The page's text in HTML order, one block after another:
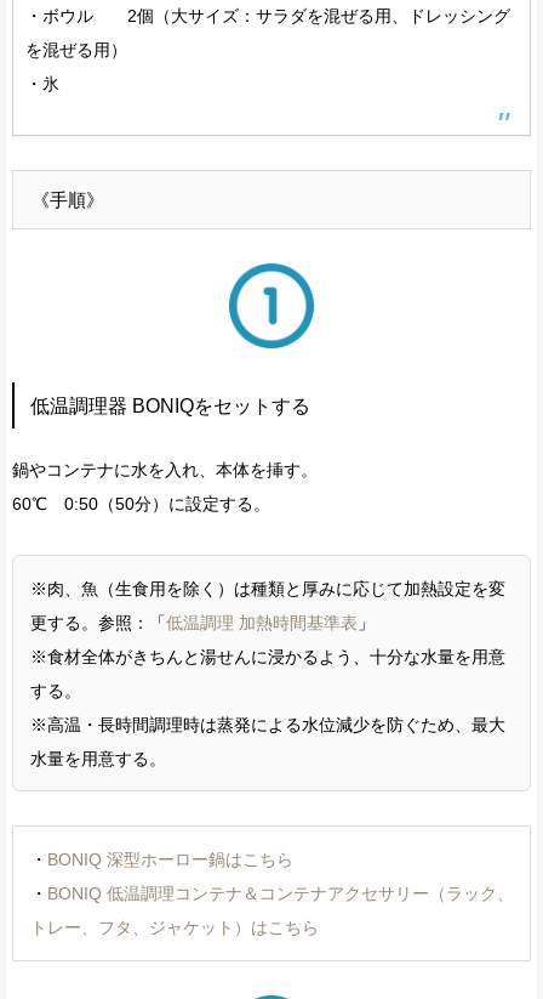
・ボウル 2個（大サイズ：サラダを混ぜる用、ドレッシング
を混ぜる用）
・氷
《手順》
低温調理器 BONIQをセットする
鍋やコンテナに水を入れ、本体を挿す。
60℃ 0:50（50分）に設定する。
※肉、魚（生食用を除く）は種類と厚みに応じて加熱設定を変
更する。参照：「低温調理 加熱時間基準表 」
※食材全体がきちんと湯せんに浸かるよう、十分な水量を用意
する。
※高温・長時間調理時は蒸発による水位減少を防ぐため、最大
水量を用意する。
・ BONIQ 深型ホーロー鍋はこちら
・ BONIQ 低温調理コンテナ＆コンテナアクセサリー（ラック、
トレー、フタ、ジャケット）はこちら